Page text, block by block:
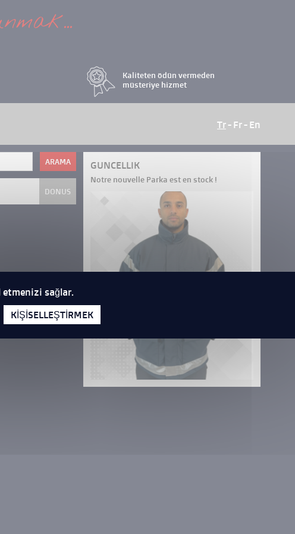
Kaliteten ödün vermeden
müsteriye hizmet
Tr- Fr- En
ARAMA
DONUS
GUNCELLIK
Notre nouvelle Parka est en stock !
sağlar.
KIŞISELLEŞTIRMEK